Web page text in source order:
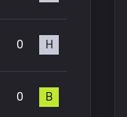
0 Н
0 В